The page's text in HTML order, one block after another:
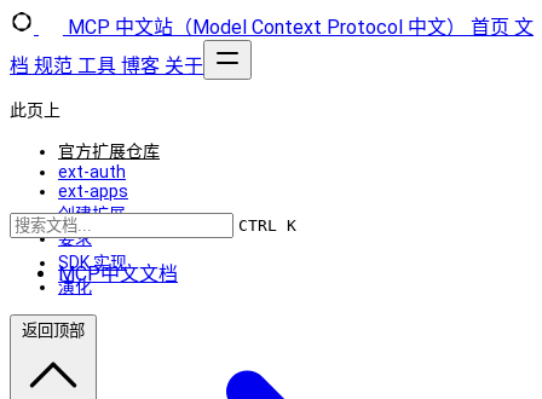
MCP 中文站（Model Context Protocol 中文） 首页 文
档 规范 工具 博客 关于
CTRL K
MCP中文文档
此页上
官方扩展仓库
ext-auth
ext-apps
创建扩展
要求
SDK 实现
演化
返回顶部